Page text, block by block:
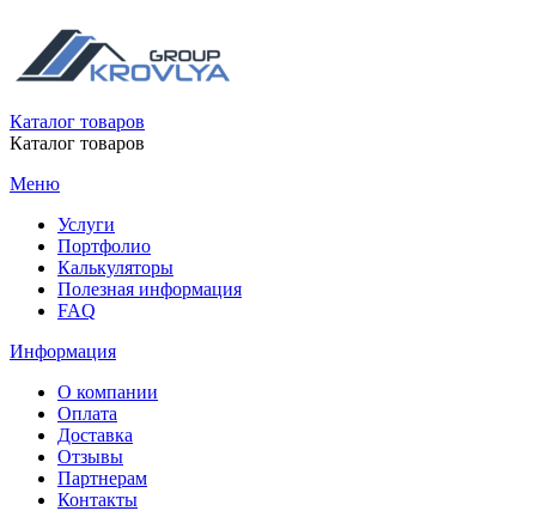
Каталог товаров
Каталог товаров
Меню
Услуги
Портфолио
Калькуляторы
Полезная информация
FAQ
Информация
О компании
Оплата
Доставка
Отзывы
Партнерам
Контакты